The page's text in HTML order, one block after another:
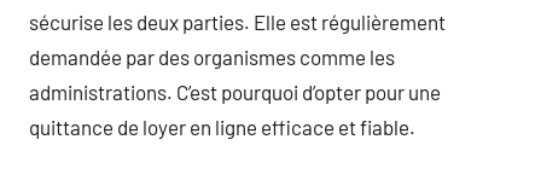
sécurise les deux parties. Elle est régulièrement
demandée par des organismes comme les
administrations. C’est pourquoi d’opter pour une
quittance de loyer en ligne efficace et fiable.